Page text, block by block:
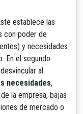
establece las
con poder de
y necesidades
En el segundo
al
necesidades,
la empresa, bajas
de mercado o